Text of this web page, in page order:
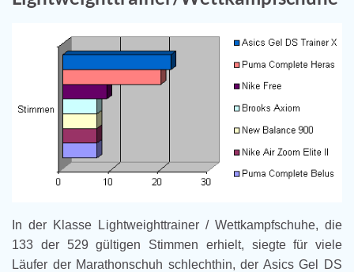
In der Klasse Lightweighttrainer / Wettkampfschuhe, die
133 der 529 gültigen Stimmen erhielt, siegte für viele
Läufer der Marathonschuh schlechthin, der Asics Gel DS